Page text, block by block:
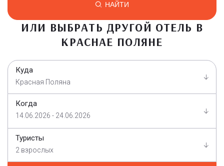
НАЙТИ
ИЛИ ВЫБРАТЬ ДРУГОЙ ОТЕЛЬ В
КРАСНАЕ ПОЛЯНЕ
Куда
Красная Поляна
Когда
14.06.2026 - 24.06.2026
Туристы
2 взрослых